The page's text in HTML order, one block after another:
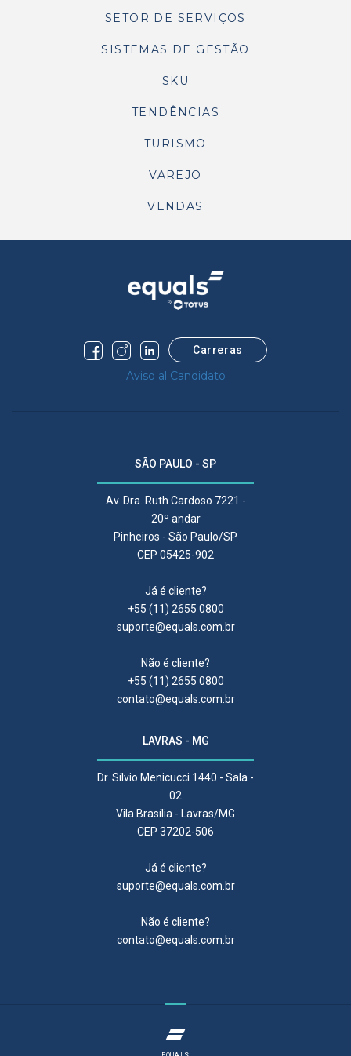
SETOR DE SERVIÇOS
SISTEMAS DE GESTÃO
SKU
TENDÊNCIAS
TURISMO
VAREJO
VENDAS
Carreras
Aviso al Candidato
SÃO PAULO - SP
Av. Dra. Ruth Cardoso 7221 -
20º andar
Pinheiros - São Paulo/SP
CEP 05425-902
Já é cliente?
+55 (11) 2655 0800
suporte@equals.com.br
Não é cliente?
+55 (11) 2655 0800
contato@equals.com.br
LAVRAS - MG
Dr. Sílvio Menicucci 1440 - Sala -
02
Vila Brasília - Lavras/MG
CEP 37202-506
Já é cliente?
suporte@equals.com.br
Não é cliente?
contato@equals.com.br